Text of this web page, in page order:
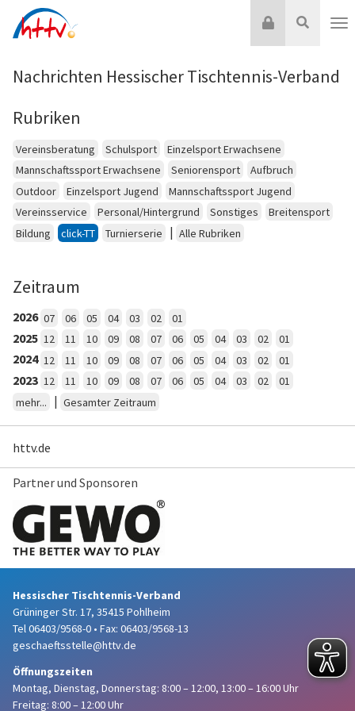
Inhalt
Suche
Login
Nachrichten Hessischer Tischtennis-Verband
Rubriken
Vereinsberatung Schulsport
Einzelsport Erwachsene
Mannschaftssport Erwachsene
Seniorensport
Aufbruch
Outdoor
Einzelsport Jugend
Mannschaftssport Jugend
Vereinsservice
Personal/Hintergrund Sonstiges
Breitensport
Bildung
click-TT Turnierserie | Alle Rubriken
Zeitraum
2026 07 06 05 04 03 02 01
2025 12 11 10 09 08 07 06 05 04 03 02 01
2024 12 11 10 09 08 07 06 05 04 03 02 01
2023 12 11 10 09 08 07 06 05 04 03 02
01
mehr...
| Gesamter Zeitraum
httv.de
Partner und Sponsoren
Hessischer Tischtennis-Verband
Grüninger Str. 17, 35415 Pohlheim
Tel 06403/9568-0 • Fax: 06403/9568-13
geschaeftsstelle@httv.de
Öffnungszeiten
Montag, Dienstag, Donnerstag: 8:00 – 12:00, 13:00 – 16:00 Uhr
Freitag: 8:00 – 12:00 Uhr